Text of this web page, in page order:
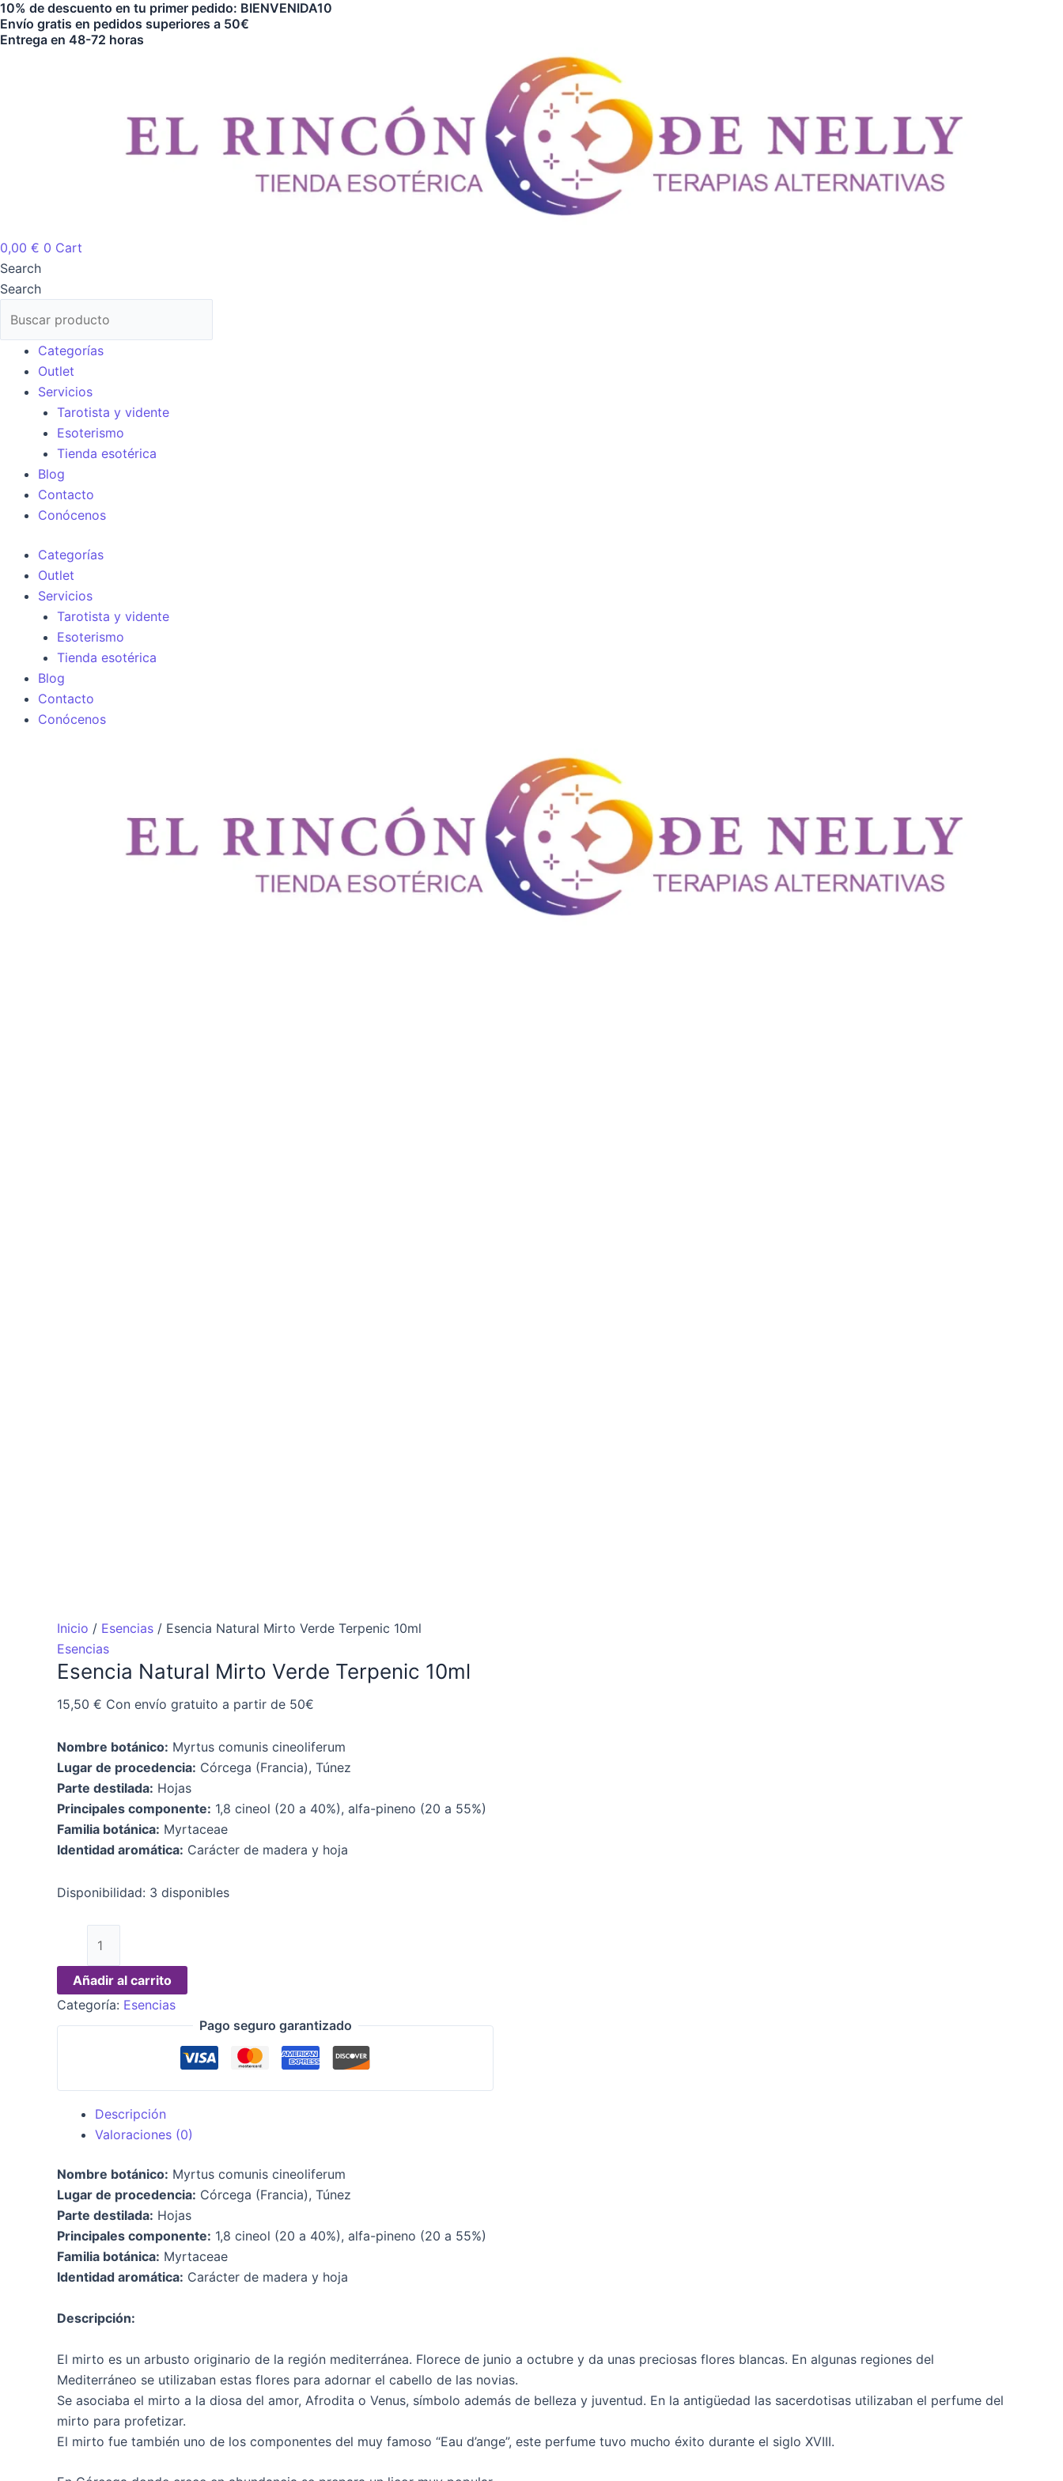
Ir
al
contenido
10% de descuento en tu primer pedido: BIENVENIDA10
Envío gratis en pedidos superiores a 50€
Entrega en 48-72 horas
0,00 € 0 Cart
Search
Search
Categorías
Outlet
Servicios
Tarotista y vidente
Esoterismo
Tienda esotérica
Blog
Contacto
Conócenos
Categorías
Outlet
Servicios
Tarotista y vidente
Esoterismo
Tienda esotérica
Blog
Contacto
Conócenos
Inicio / Esencias / Esencia Natural Mirto Verde Terpenic 10ml
Esencias
Esencia Natural Mirto Verde Terpenic 10ml
15,50 € Con envío gratuito a partir de 50€
Nombre botánico: Myrtus comunis cineoliferum
Lugar de procedencia: Córcega (Francia), Túnez
Parte destilada: Hojas
Principales componente: 1,8 cineol (20 a 40%), alfa-pineno (20 a 55%)
Familia botánica: Myrtaceae
Identidad aromática: Carácter de madera y hoja
Disponibilidad: 3 disponibles
Esencia
Natural
Añadir al carrito
Categoría: Esencias
Pago seguro garantizado
Descripción
Valoraciones (0)
Nombre botánico: Myrtus comunis cineoliferum
Lugar de procedencia: Córcega (Francia), Túnez
Parte destilada: Hojas
Principales componente: 1,8 cineol (20 a 40%), alfa-pineno (20 a 55%)
Familia botánica: Myrtaceae
Identidad aromática: Carácter de madera y hoja
Descripción:
El mirto es un arbusto originario de la región mediterránea. Florece de junio a octubre y da unas preciosas flores blancas. En algunas regiones del
Mediterráneo se utilizaban estas flores para adornar el cabello de las novias.
Se asociaba el mirto a la diosa del amor, Afrodita o Venus, símbolo además de belleza y juventud. En la antigüedad las sacerdotisas utilizaban el perfume del
mirto para profetizar.
El mirto fue también uno de los componentes del muy famoso “Eau d’ange”, este perfume tuvo mucho éxito durante el siglo XVIII.